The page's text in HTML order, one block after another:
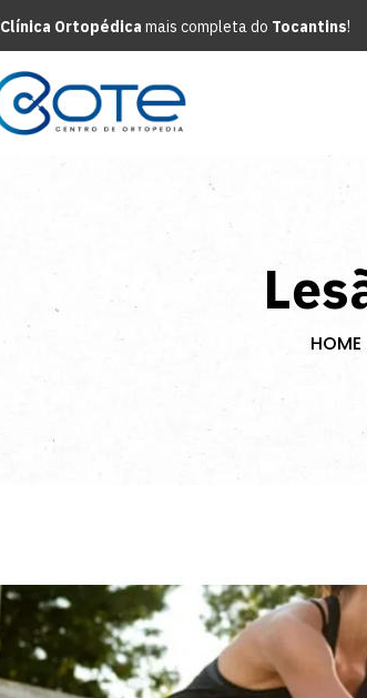
Clínica Ortopédica mais completa do Tocantins!
HOME